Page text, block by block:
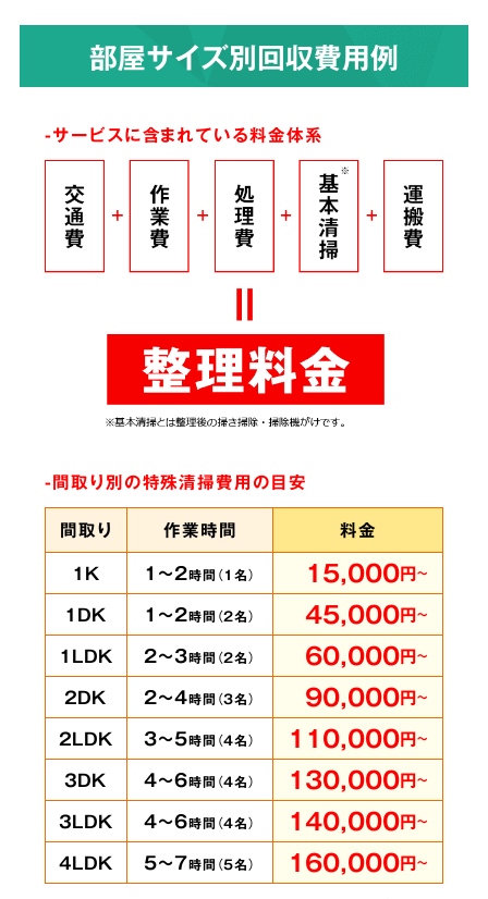
染みついたあらゆる臭いも
解決！完全脱臭除去保証
根こそぎ
脱臭
ありとあらゆる脱臭機を試したにもかかわらず
臭いが完全に取れずにお困りの時は、ぜひ当社
へご相談ください。弊社では世界最高水準のオ
います。
5 賃貸物件・ホテルの
客室も承ります
即時に
対応可能
部屋サイズ別回収費用例
-サービスに含まれている料金体系
-間取り別の特殊清掃費用の目安
間取り
作業時間
料金
1K
1～2時間（1名） 15,000円～
1DK 1～2時間（2名） 45,000円～
1LDK 2～3時間（2名） 60,000円～
2DK 2～4時間（3名） 90,000円～
2LDK 3～5時間（4名） 110,000円～
3DK 4～6時間（4名） 130,000円～
3LDK 4～6時間（4名） 140,000円～
4LDK 5～7時間（5名） 160,000円～